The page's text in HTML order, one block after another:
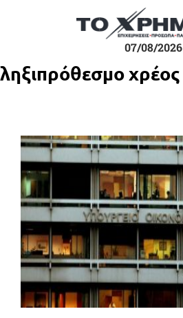
07/08/2026
ληξιπρόθεσμο χρέος